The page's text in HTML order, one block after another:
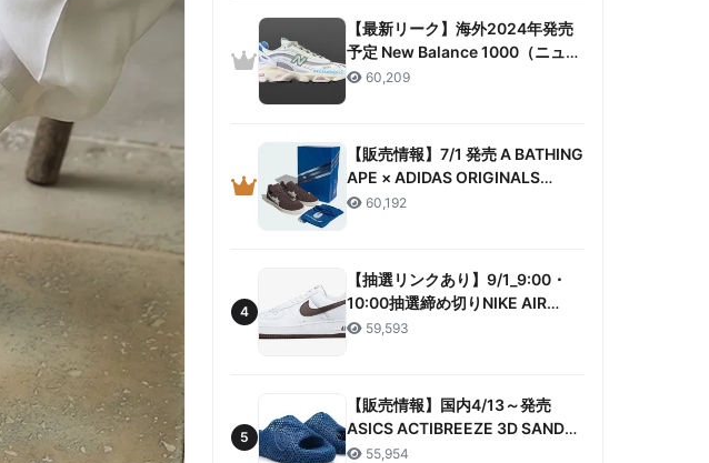
【最新リーク】海外2024年発売
予定 New Balance 1000（ニュー
バランス 1000）リーク情報まと
60,209
【販売情報】7/1 発売 A BATHING
APE × ADIDAS ORIGINALS
CAMPUS 80S “30TH
60,192
4
【抽選リンクあり】9/1_9:00・
10:00抽選締め切りNIKE AIR
FORCE 1 LOW RETRO COLOR
59,593
5
【販売情報】国内4/13～発売
ASICS ACTIBREEZE 3D SANDAL
“MAKO BLUE” 販売/定価/店舗ま
55,954